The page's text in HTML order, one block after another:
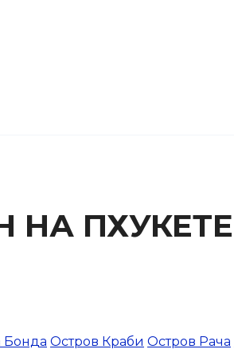
НА ПХУКЕТЕ
Бонда Остров Краби Остров Рача